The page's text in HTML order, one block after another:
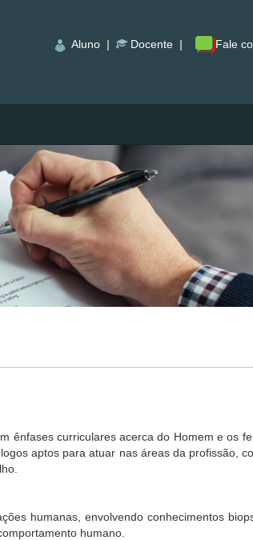
Aluno | Docente | Fale
ênfases curriculares acerca do Homem e os
aptos para atuar nas áreas da profissão,
humanas, envolvendo conhecimentos
humano.